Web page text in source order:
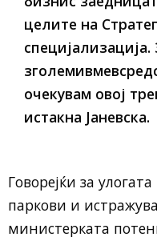
целите на
очекувам овој
истакна Јаневска.
Говорејќи за
паркови и
министерката